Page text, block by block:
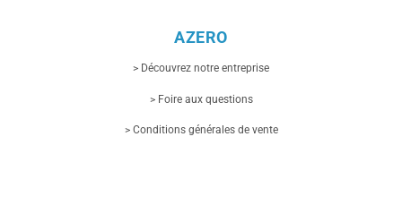
AZERO
> Découvrez notre entreprise
> Foire aux questions
> Conditions générales de vente